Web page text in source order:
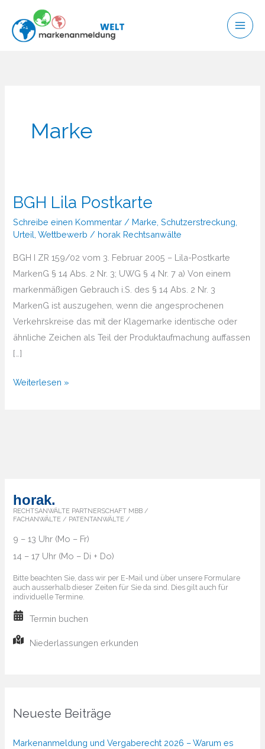
Inhalt
springen
Marke
BGH Lila Postkarte
Schreibe einen Kommentar / Marke ,Schutzerstreckung
Urteil ,Wettbewerb / horak Rechtsanwälte
BGH I ZR 159/02 vom 3. Februar 2005 – Lila-Postkarte
MarkenG § 14 Abs. 2 Nr. 3; UWG § 4 Nr. 7 a) Von einem
markenmäßigen Gebrauch i.S. des § 14 Abs. 2 Nr. 3
MarkenG ist auszugehen, wenn die angesprochenen
Verkehrskreise das mit der Klagemarke identische oder
ähnliche Zeichen als Teil der Produktaufmachung auffassen
[…]
BGH
Weiterlesen »
horak.
RECHTSANWÄLTE PARTNERSCHAFT MBB /
FACHANWÄLTE / PATENTANWÄLTE /
9 – 13 Uhr (Mo – Fr)
14 – 17 Uhr (Mo – Di + Do)
Bitte beachten Sie, dass wir per E-Mail und über unsere Formulare
auch ausserhalb dieser Zeiten für Sie da sind. Dies gilt auch für
individuelle Termine.
Termin buchen
Niederlassungen erkunden
Neueste Beiträge
Markenanmeldung und Vergaberecht 2026 – Warum es